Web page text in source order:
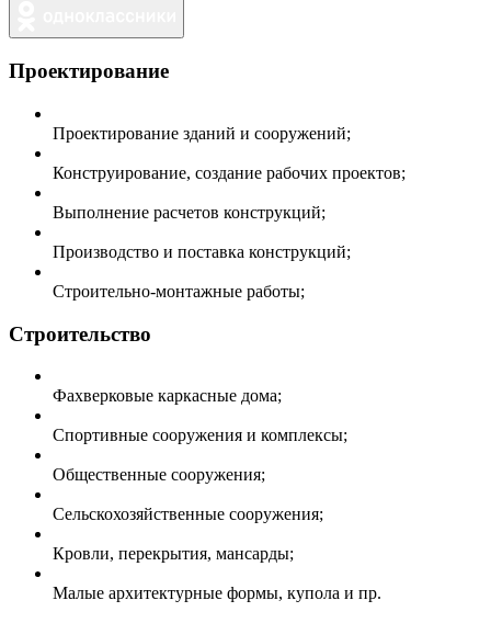
Проектирование
Проектирование зданий и сооружений;
Конструирование, создание рабочих проектов;
Выполнение расчетов конструкций;
Производство и поставка конструкций;
Строительно-монтажные работы;
Строительство
Фахверковые каркасные дома;
Спортивные сооружения и комплексы;
Общественные сооружения;
Сельскохозяйственные сооружения;
Кровли, перекрытия, мансарды;
Малые архитектурные формы, купола и пр.